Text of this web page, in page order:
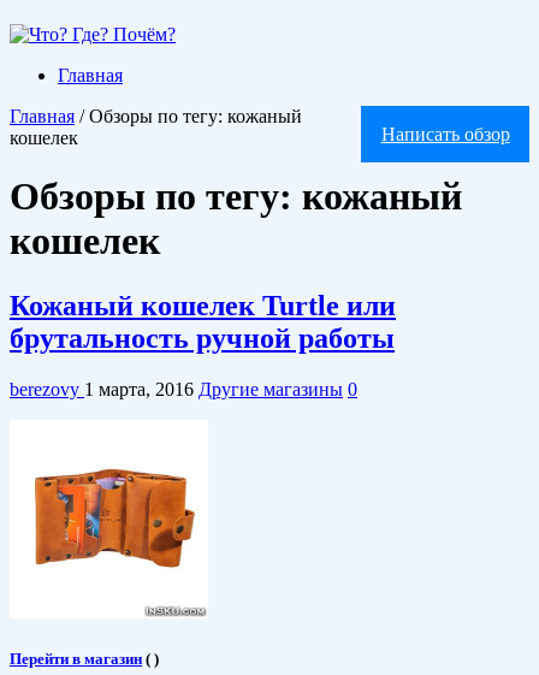
Главная
Написать обзор
Главная / Обзоры по тегу: кожаный
кошелек
Обзоры по тегу: кожаный
кошелек
Кожаный кошелек Turtle или
брутальность ручной работы
berezovy 1 марта, 2016 Другие магазины 0
Перейти в магазин ( )